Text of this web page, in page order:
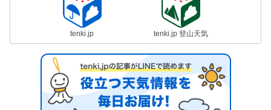
tenki.jp tenki.jp 登山天気